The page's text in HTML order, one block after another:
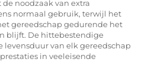
noodzaak van extra
normaal gebruik, terwijl het
gereedschap gedurende het
blijft. De hittebestendige
van elk gereedschap
in veeleisende